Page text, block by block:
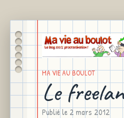
MA VIE AU BOULOT
Le
Publié le 2 mars 2012